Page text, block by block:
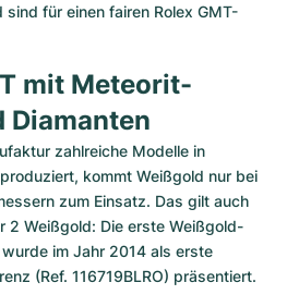
sind für einen fairen Rolex GMT-
mit Meteorit-
zahlreiche Modelle in
kommt Weißgold nur bei
zum Einsatz. Das gilt auch
2 Weißgold: Die erste Weißgold-
im Jahr 2014 als erste
(Ref. 116719BLRO) präsentiert.